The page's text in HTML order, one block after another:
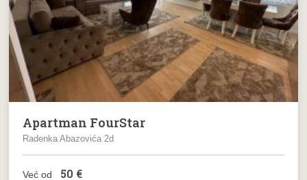
Apartman FourStar
Radenka Abazovića 2d
Već od 50 €